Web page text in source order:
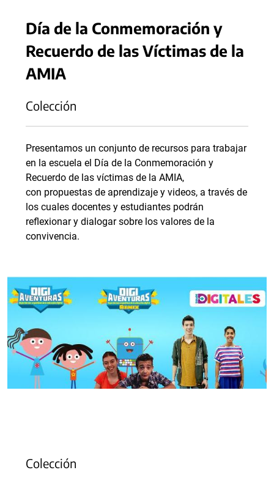
Día de la Conmemoración y
Recuerdo de las Víctimas de la
AMIA
Colección
Presentamos un conjunto de recursos para trabajar
en la escuela el Día de la Conmemoración y
Recuerdo de las víctimas de la AMIA,
con propuestas de aprendizaje y videos, a través de
los cuales docentes y estudiantes podrán
reflexionar y dialogar sobre los valores de la
convivencia.
Colección